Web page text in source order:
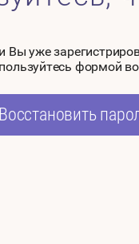
Вы уже
формой
Восстановить